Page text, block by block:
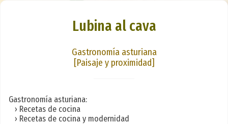
Lubina al cava
Gastronomía asturiana
[Paisaje y proximidad]
Gastronomía asturiana:
› Recetas de cocina
› Recetas de cocina y modernidad